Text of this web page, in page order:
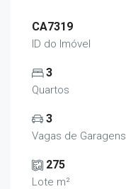
CA7319
ID do Imóvel
3
Quartos
3
Vagas de Garagens
275
Lote m²